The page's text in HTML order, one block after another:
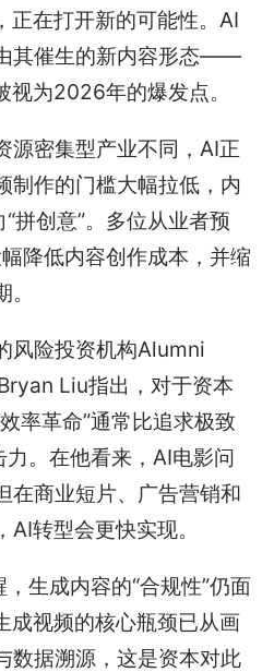
正在打开新的可能性。AI
其催生的新内容形态——
为2026年的爆发点。
源密集型产业不同，AI正
制作的门槛大幅拉低，内
拼创意”。多位从业者预
降低内容创作成本，并缩
风险投资机构Alumni
Liu指出，对于资本
率革命”通常比追求极致
力。在他看来，AI电影问
在商业短片、广告营销和
转型会更快实现。
生成内容的“合规性”仍面
成视频的核心瓶颈已从画
数据溯源，这是资本对此